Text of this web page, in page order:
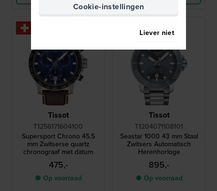
Tissot
T1256171604100
Supersport Chrono 45.5
mm Zwitserse quartz
chronograaf met datum
475,-
● Op voorraad
Tissot
T1204071108101
Seastar 1000 43 mm Staal
Zwitsers Automatisch
Herenhorloge
895,-
● Op voorraad
Cookie-instellingen
Liever niet